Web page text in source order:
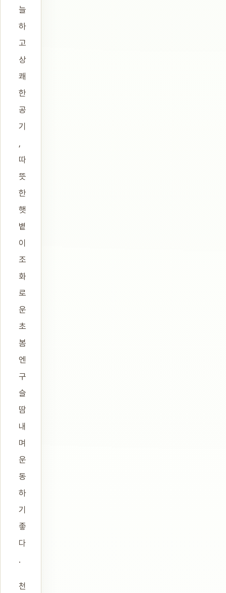
늘
하
고
상
쾌
한
공
기
,
따
뜻
한
햇
볕
이
조
화
로
운
초
봄
엔
구
슬
땀
내
며
운
동
하
기
좋
다
.
천